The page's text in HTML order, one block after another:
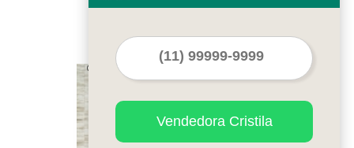
Bernardo Centro
Cod.: 27040
Vendedora Cristila